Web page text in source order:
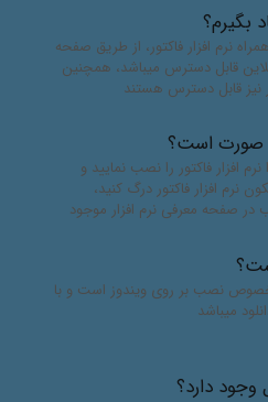
بگیرم؟
نرم افزار فاکتور، از طریق صفحه
قابل دسترس میباشد، همچنین
نیز قابل دسترس هستند
صورت است؟
افزار فاکتور را نصب نمایید و
نرم افزار فاکتور درگ کنید،
صفحه معرفی نرم افزار موجود
نصب بر روی ویندوز است و با
میباشد
دارد؟